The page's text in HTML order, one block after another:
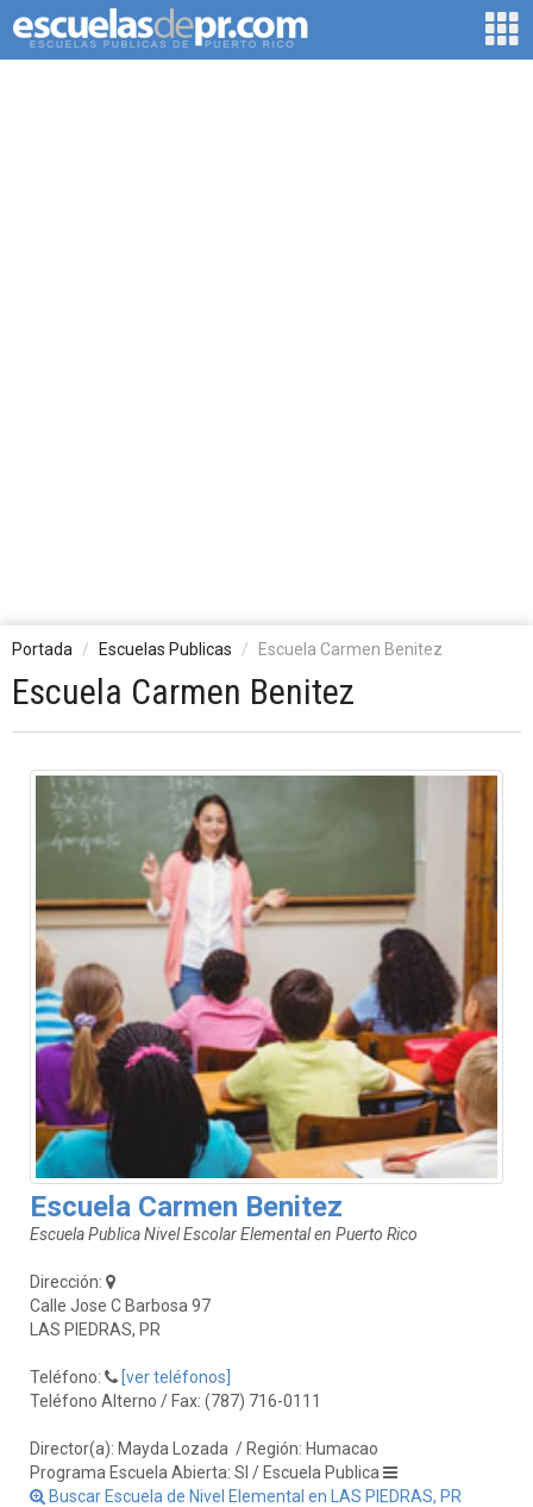
Portada Escuelas Publicas Escuela Carmen Benitez
Escuela Carmen Benitez
Escuela Carmen Benitez
Escuela Publica Nivel Escolar Elemental en Puerto Rico
Dirección:
Calle Jose C Barbosa 97
LAS PIEDRAS, PR
Teléfono:
[ver teléfonos]
Teléfono Alterno / Fax: (787) 716-0111
Director(a): Mayda Lozada / Región: Humacao
Programa Escuela Abierta: SI / Escuela Publica
Buscar Escuela de Nivel Elemental en LAS PIEDRAS, PR